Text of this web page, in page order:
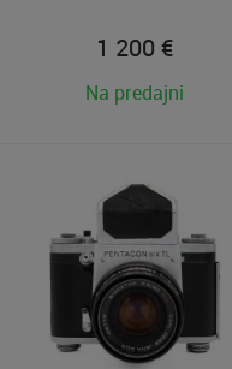
1 200 €
Na predajni